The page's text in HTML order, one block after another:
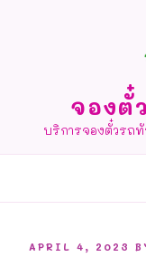
จองตั๋
บริการจองตั๋วรถทั
POSTED
APRIL 4, 2023